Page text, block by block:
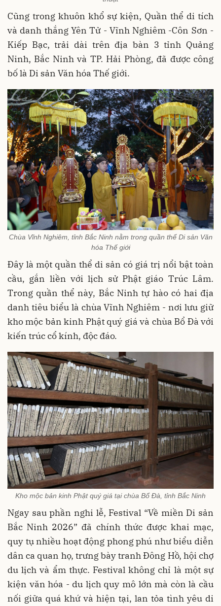
Cũng trong khuôn khổ sự kiện, Quần thể di tích
và danh thắng Yên Tử - Vĩnh Nghiêm -Côn Sơn -
Kiếp Bạc, trải dài trên địa bàn 3 tỉnh Quảng
Ninh, Bắc Ninh và TP. Hải Phòng, đã được công
bố là Di sản Văn hóa Thế giới.
Chùa Vĩnh Nghiêm, tỉnh Bắc Ninh nằm trong quần thể Di sản Văn
hóa Thế giới
Đây là một quần thể di sản có giá trị nổi bật toàn
cầu, gắn liền với lịch sử Phật giáo Trúc Lâm.
Trong quần thể này, Bắc Ninh tự hào có hai địa
danh tiêu biểu là chùa Vĩnh Nghiêm - nơi lưu giữ
kho mộc bản kinh Phật quý giá và chùa Bổ Đà với
kiến trúc cổ kính, độc đáo.
Kho mộc bản kinh Phật quý giá tại chùa Bổ Đà, tỉnh Bắc Ninh
Ngay sau phần nghi lễ, Festival “Về miền Di sản
Bắc Ninh 2026” đã chính thức được khai mạc,
quy tụ nhiều hoạt động phong phú như biểu diễn
dân ca quan họ, trưng bày tranh Đông Hồ, hội chợ
du lịch và ẩm thực. Festival không chỉ là một sự
kiện văn hóa - du lịch quy mô lớn mà còn là cầu
nối giữa quá khứ và hiện tại, lan tỏa tình yêu di